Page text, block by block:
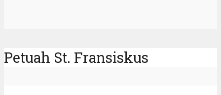
Petuah St. Fransiskus